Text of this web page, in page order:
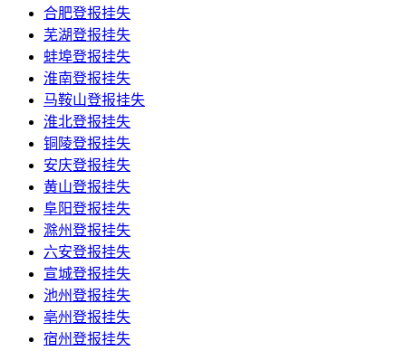
合肥登报挂失
芜湖登报挂失
蚌埠登报挂失
淮南登报挂失
马鞍山登报挂失
淮北登报挂失
铜陵登报挂失
安庆登报挂失
黄山登报挂失
阜阳登报挂失
滁州登报挂失
六安登报挂失
宣城登报挂失
池州登报挂失
亳州登报挂失
宿州登报挂失